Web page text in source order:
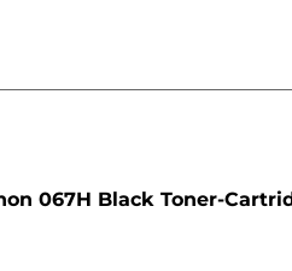
067H Black Toner-